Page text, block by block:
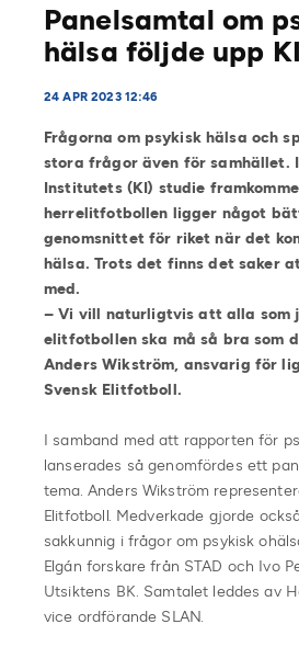
Panelsamtal om
hälsa följde upp
24 APR 2023 12:46
Frågorna om psykisk hälsa och
stora frågor även för samhället.
Institutets (KI) studie
herrelitfotbollen ligger något
genomsnittet för riket när det
hälsa. Trots det finns det saker
med.
– Vi vill naturligtvis att alla som
elitfotbollen ska må så bra som
Anders Wikström, ansvarig för
Svensk Elitfotboll.
I samband med att rapporten för
lanserades så genomfördes ett
tema. Anders Wikström
Elitfotboll. Medverkade gjorde
sakkunnig i frågor om psykisk
Elgán forskare från STAD och Ivo
Utsiktens BK. Samtalet leddes av
vice ordförande SLAN.